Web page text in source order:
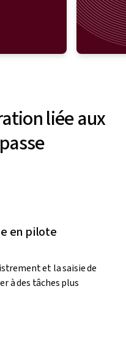
liée aux
en pilote
et la saisie de
à des tâches plus